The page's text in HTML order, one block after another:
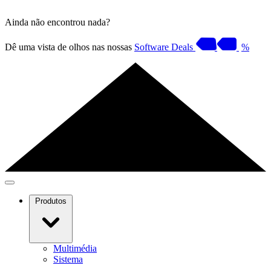
Ainda não encontrou nada?
Dê uma vista de olhos nas nossas Software Deals %
Produtos
Multimédia
Sistema